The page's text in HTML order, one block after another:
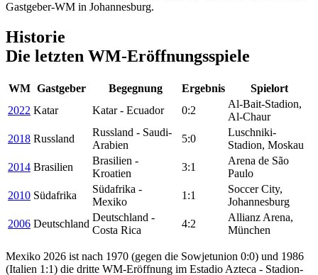
Gastgeber-WM in Johannesburg.
Historie
Die letzten WM-Eröffnungsspiele
WM Gastgeber Begegnung Ergebnis
Spielort
2022 Katar Katar - Ecuador 0:2
Al-Bait-Stadion,
Al-Chaur
2018 Russland
Russland - Saudi-
Arabien
5:0
Luschniki-
Stadion, Moskau
2014 Brasilien
Brasilien -
Kroatien
3:1
Arena de São
Paulo
2010 Südafrika
Südafrika -
Mexiko
1:1
Soccer City,
Johannesburg
2006 Deutschland
Deutschland -
Costa Rica
4:2
Allianz Arena,
München
Mexiko 2026 ist nach 1970 (gegen die Sowjetunion 0:0) und 1986
(Italien 1:1) die dritte WM-Eröffnung im Estadio Azteca - Stadion-